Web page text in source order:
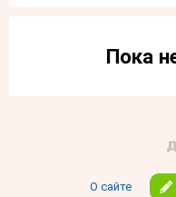
Пока
О сайте